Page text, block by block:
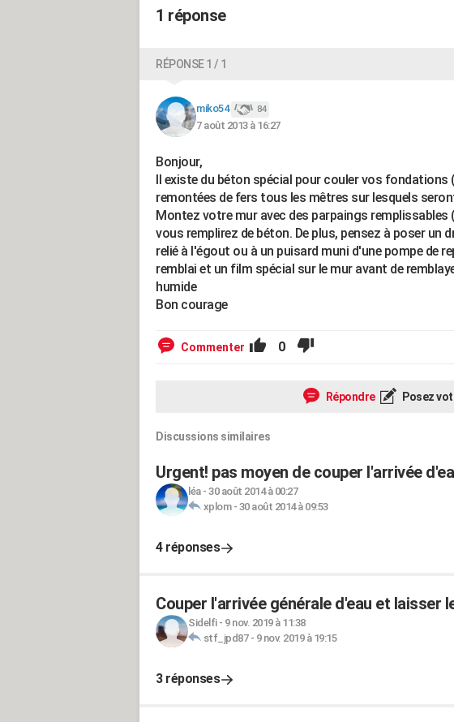
1 réponse
RÉPONSE 1 / 1
miko54 84
7 août 2013 à 16:27
Bonjour,
Il existe du béton spécial pour couler vos fondations
remontées de fers tous les mêtres sur lesquels
Montez votre mur avec des parpaings
vous remplirez de béton. De plus, pensez à poser un
relié à l'égout ou à un puisard muni d'une pompe de
remblai et un film spécial sur le mur avant de
humide
Bon courage
Commenter 0
Répondre Posez
Discussions similaires
Urgent! pas moyen de couper l'arrivée
léa- 30 août 2014 à 00:27
xplom- 30 août 2014 à 09:53
4 réponses
Couper l'arrivée générale d'eau et laisser
Sidelfi- 9 nov. 2019 à 11:38
stf_jpd87- 9 nov. 2019 à 19:15
3 réponses